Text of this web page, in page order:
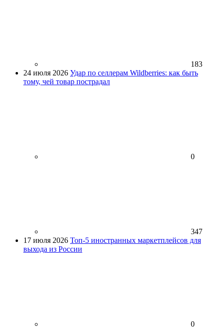
183
24 июля 2026 Удар по селлерам Wildberries: как быть
тому, чей товар пострадал
0
347
17 июля 2026 Топ-5 иностранных маркетплейсов для
выхода из России
0